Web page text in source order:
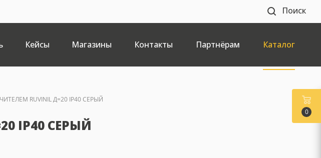
Поиск
Кейсы Магазины Контакты Партнёрам Каталог
RUVINIL Д=20 IP40 СЕРЫЙ
IP40 СЕРЫЙ
0